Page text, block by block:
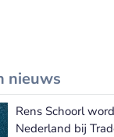
nieuws
Rens Schoorl
Nederland bij